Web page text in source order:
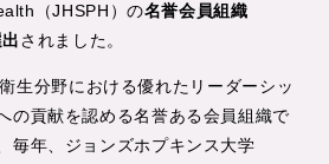
（JHSPH）の名誉会員組織
されました。
生分野における優れたリーダーシッ
の貢献を認める名誉ある会員組織で
毎年、ジョンズホプキンス大学